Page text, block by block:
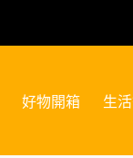
好物開箱 生